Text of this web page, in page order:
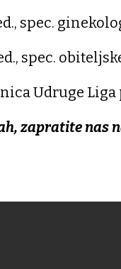
spec.
spec.
Udruge
zapratite nas